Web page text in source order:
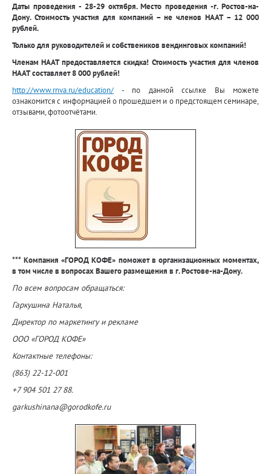
Даты проведения - 28-29 октября. Место проведения -г. Ростов-на-
Дону. Стоимость участия для компаний – не членов НААТ – 12 000
рублей.
Только для руководителей и собствеников вендинговых компаний!
Членам НААТ предоставляется скидка! Стоимость участия для членов
НААТ составляет 8 000 рублей!
http://www.rnva.ru/education/ - по данной ссылке Вы можете
ознакомится с информацией о прошедшем и о предстоящем семинаре,
отзывами, фотоотчётами.
*** Компания «ГОРОД КОФЕ» поможет в организационных моментах,
в том числе в вопросах Вашего размещения в г. Ростове-на-Дону.
По всем вопросам обращаться:
Гаркушина Наталья,
Директор по маркетингу и рекламе
ООО «ГОРОД КОФЕ»
Контактные телефоны:
(863) 22-12-001
+7 904 501 27 88.
garkushinana@gorodkofe.ru